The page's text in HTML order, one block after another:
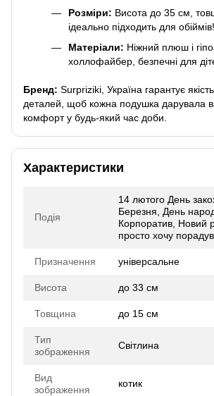
Розміри: Висота до 35 см,
ідеально підходить для обіймів!
Матеріали: Ніжний плюш і
холлофайбер, безпечні для
Бренд: Surpriziki, Україна гарантує
деталей, щоб кожна подушка дарувала
комфорт у будь-який час доби.
Характеристики
Подія
14 лютого День
Березня, День
Корпоратив, Новий
просто хочу
Призначення універсальне
Висота до 33 см
Товщина до 15 см
Тип
зображення
Світлина
Вид
зображення
котик